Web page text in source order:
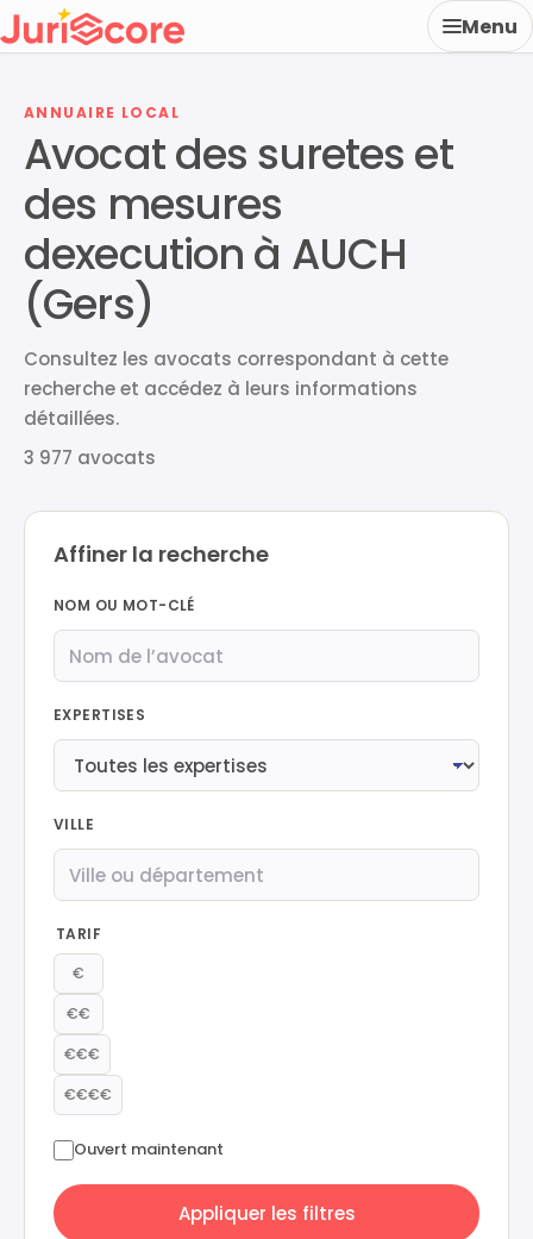
Menu
ANNUAIRE LOCAL
Avocat des suretes et
des mesures
dexecution à AUCH
(Gers)
Consultez les avocats correspondant à cette
recherche et accédez à leurs informations
détaillées.
3 977 avocats
Affiner la recherche
NOM OU MOT-CLÉ
EXPERTISES
VILLE
TARIF
€
€€
€€€
€€€€
Ouvert maintenant
Appliquer les filtres